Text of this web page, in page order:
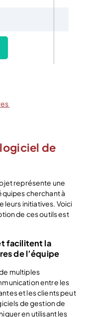
de
représente une
cherchant à
leurs initiatives. Voici
de ces outils est
facilitent la
de l’équipe
multiples
entre les
et les clients peut
de gestion de
en utilisant les